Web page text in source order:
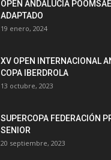
OPEN ANDALUCÍA
ADAPTADO
19 enero, 2024
XV OPEN INTERNACIONAL
COPA IBERDROLA
13 octubre, 2023
SUPERCOPA FEDERACIÓN
SENIOR
20 septiembre, 2023